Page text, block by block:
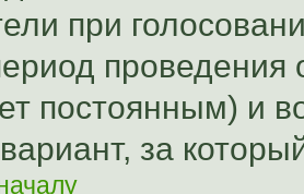
при
проведения
постоянным) и
за